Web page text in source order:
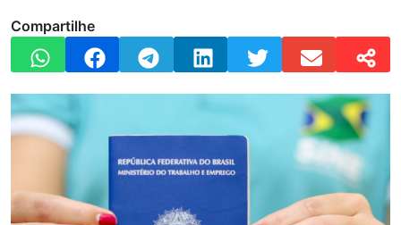
Compartilhe